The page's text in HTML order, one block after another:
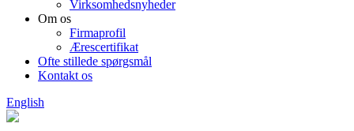
Virksomhedsnyheder
Om os
Firmaprofil
Ærescertifikat
Ofte stillede spørgsmål
Kontakt os
English